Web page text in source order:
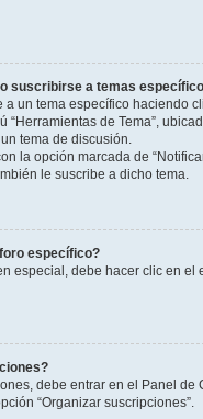
suscribirse a temas
a un tema específico haciendo
“Herramientas de Tema”,
tema de discusión.
la opción marcada de
le suscribe a dicho tema.
específico?
especial, debe hacer clic en el
debe entrar en el Panel de
“Organizar suscripciones”.